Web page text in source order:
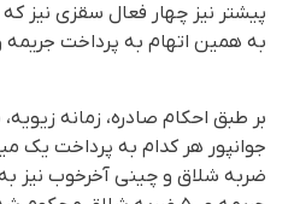
پیشتر نیز چهار فعال سقزی نیز
بە همین اتهام بە پرداخت
بر طبق احکام صادرە، زمانە